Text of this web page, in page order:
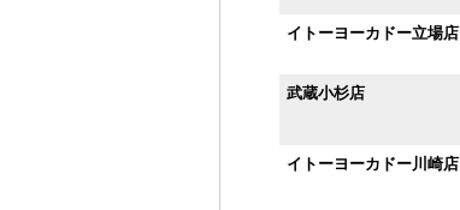
イトーヨーカドー立場店
武蔵小杉店
イトーヨーカドー川崎店